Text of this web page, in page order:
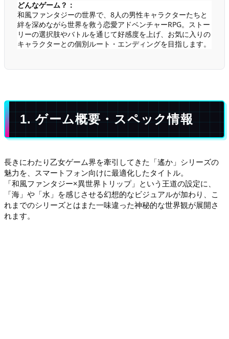
どんなゲーム？：
和風ファンタジーの世界で、8人の男性キャラクターたちと
絆を深めながら世界を救う恋愛アドベンチャーRPG。ストー
リーの選択肢やバトルを通じて好感度を上げ、お気に入りの
キャラクターとの個別ルート・エンディングを目指します。
1. ゲーム概要・スペック情報
長きにわたり乙女ゲーム界を牽引してきた「遙か」シリーズの
魅力を、スマートフォン向けに最適化したタイトル。
「和風ファンタジー×異世界トリップ」という王道の設定に、
「海」や「水」を感じさせる幻想的なビジュアルが加わり、こ
れまでのシリーズとはまた一味違った神秘的な世界観が展開さ
れます。